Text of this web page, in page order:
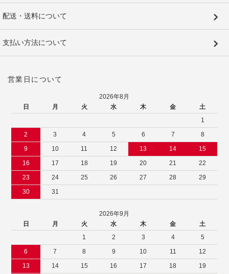
配送・送料について
支払い方法について
営業日について
2026年8月
日
月 火 水 木 金
土
1
2
3 4 5 6 7
8
9
10 11 12 13 14
15
16
17 18 19 20 21
22
23
24 25 26 27 28
29
30
31
2026年9月
日
月 火 水 木 金
土
1
2 3 4
5
6
7 8 9 10 11
12
13
14 15 16 17 18
19